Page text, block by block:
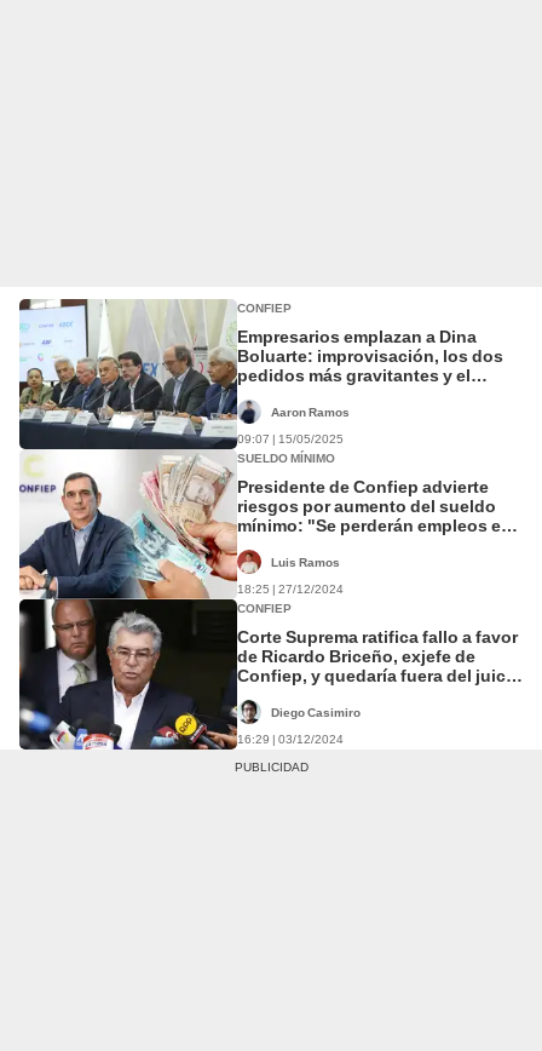
CONFIEP
Empresarios emplazan a Dina
Boluarte: improvisación, los dos
pedidos más gravitantes y el
año
Aaron Ramos
09:07 | 15/05/2025
SUELDO MÍNIMO
Presidente de Confiep advierte
riesgos por aumento del sueldo
mínimo: "Se perderán empleos en
Luis Ramos
18:25 | 27/12/2024
CONFIEP
Corte Suprema ratifica fallo a favor
de Ricardo Briceño, exjefe de
Confiep, y quedaría fuera del juicio
Diego Casimiro
16:29 | 03/12/2024